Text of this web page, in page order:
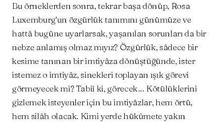
Bu örneklerden sonra, tekrar başa dönüp, Rosa
Luxemburg’un özgürlük tanımını günümüze ve
hattâ bugüne uyarlarsak, yaşanılan sorunları da bir
nebze anlamış olmaz mıyız? Özgürlük, sâdece bir
kesime tanınan bir imtiyâza dönüştüğünde, ister
istemez o imtiyâz, sinekleri toplayan ışık görevi
görmeyecek mi? Tabiî ki, görecek… Kötülüklerini
gizlemek isteyenler için bu imtiyâzlar, hem örtü,
hem silâh olacak. Kimi yerde hükûmete yakın